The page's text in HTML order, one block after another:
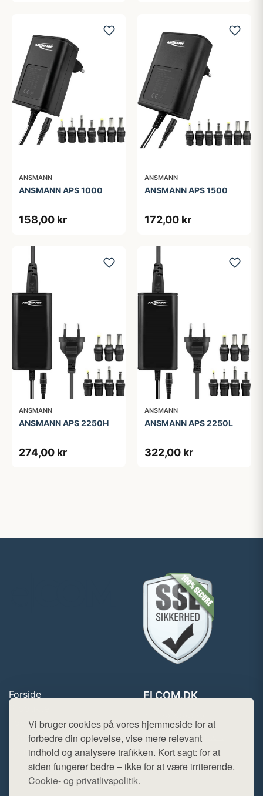
Vi bruger cookies på vores hjemmeside for at
forbedre din oplevelse, vise mere relevant
indhold og analysere trafikken. Kort sagt: for at
siden fungerer bedre – ikke for at være irriterende.
Cookie- og privatlivspolitik.
ANSMANN
ANSMANN APS 1000
158,00 kr
ANSMANN
ANSMANN APS 1500
172,00 kr
ANSMANN
ANSMANN APS 2250H
274,00 kr
ANSMANN
ANSMANN APS 2250L
322,00 kr
Forside
Top Rabatter
Blog
Kontakt
ELCOM.DK
Mail: hej@want.dk
Cookie- og privatlivspolitik